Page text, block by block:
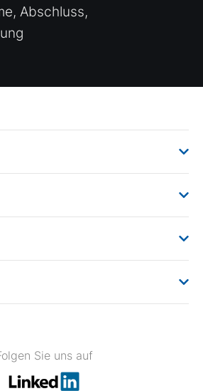
Abschluss,
Sie uns auf